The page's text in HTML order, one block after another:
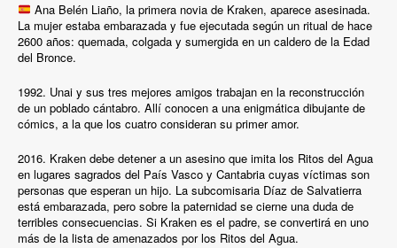
Ana Belén Liaño, la primera novia de Kraken, aparece asesinada.
La mujer estaba embarazada y fue ejecutada según un ritual de hace
2600 años: quemada, colgada y sumergida en un caldero de la Edad
del Bronce.
1992. Unai y sus tres mejores amigos trabajan en la reconstrucción
de un poblado cántabro. Allí conocen a una enigmática dibujante de
cómics, a la que los cuatro consideran su primer amor.
2016. Kraken debe detener a un asesino que imita los Ritos del Agua
en lugares sagrados del País Vasco y Cantabria cuyas víctimas son
personas que esperan un hijo. La subcomisaria Díaz de Salvatierra
está embarazada, pero sobre la paternidad se cierne una duda de
terribles consecuencias. Si Kraken es el padre, se convertirá en uno
más de la lista de amenazados por los Ritos del Agua.